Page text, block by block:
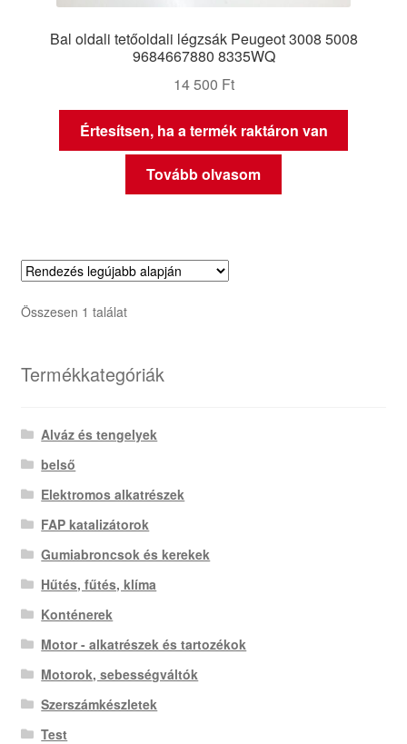
Bal oldali tetőoldali légzsák Peugeot 3008 5008
9684667880 8335WQ
14 500 Ft
Értesítsen, ha a termék raktáron van
Tovább olvasom
Összesen 1 találat
Termékkategóriák
Alváz és tengelyek
belső
Elektromos alkatrészek
FAP katalizátorok
Gumiabroncsok és kerekek
Hűtés, fűtés, klíma
Konténerek
Motor - alkatrészek és tartozékok
Motorok, sebességváltók
Szerszámkészletek
Test